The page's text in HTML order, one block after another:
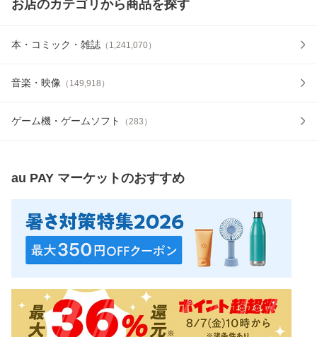
お店のカテゴリから商品を探す
本・コミック・雑誌 （ 1,241,070）
音楽・映像 （ 149,918 ）
ゲーム機・ゲームソフト （283 ）
au PAY マーケットのおすすめ